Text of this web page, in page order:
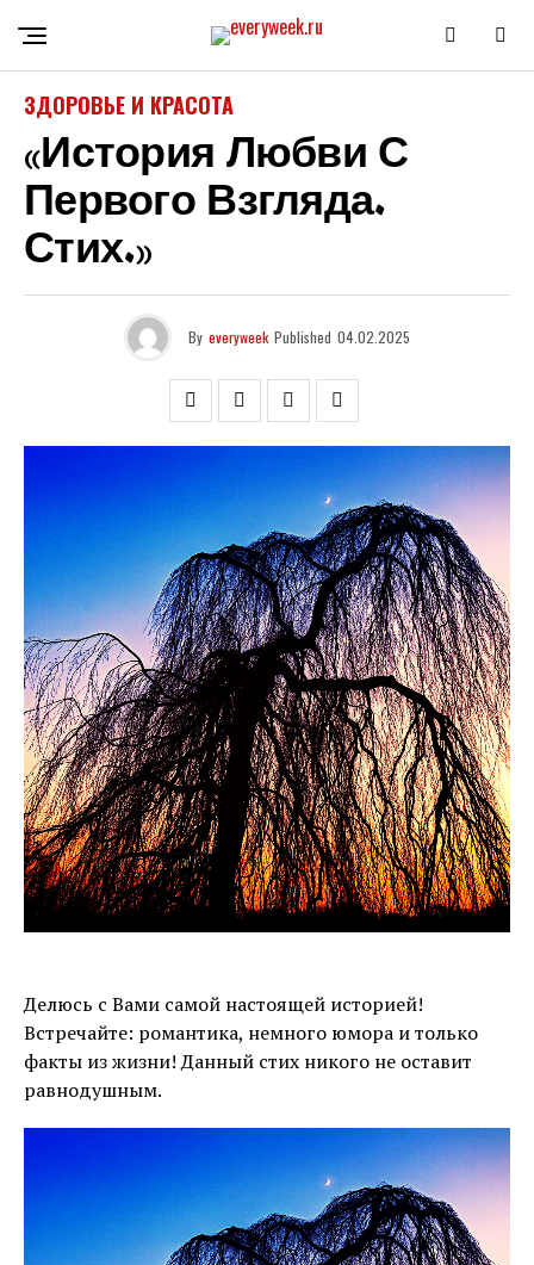
ЗДОРОВЬЕ И КРАСОТА
«История Любви С
Первого Взгляда.
Стих.»
By everyweek Published 04.02.2025
Делюсь с Вами самой настоящей историей!
Встречайте: романтика, немного юмора и только
факты из жизни! Данный стих никого не оставит
равнодушным.